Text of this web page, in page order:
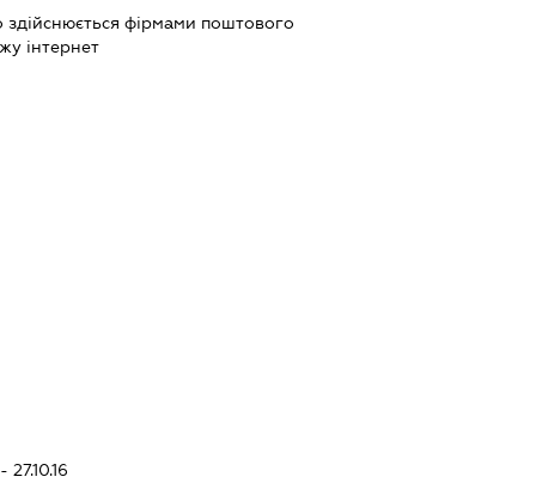
здійснюється фірмами поштового
інтернет